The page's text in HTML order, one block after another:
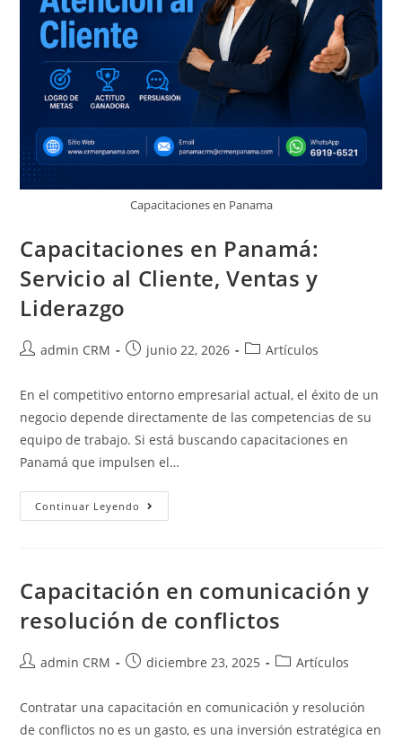
Capacitaciones en Panama
Capacitaciones en Panamá:
Servicio al Cliente, Ventas y
Liderazgo
admin CRM junio 22, 2026 Artículos
En el competitivo entorno empresarial actual, el éxito de un
negocio depende directamente de las competencias de su
equipo de trabajo. Si está buscando capacitaciones en
Panamá que impulsen el…
Continuar Leyendo
Capacitación en comunicación y
resolución de conflictos
admin CRM diciembre 23, 2025 Artículos
Contratar una capacitación en comunicación y resolución
de conflictos no es un gasto, es una inversión estratégica en